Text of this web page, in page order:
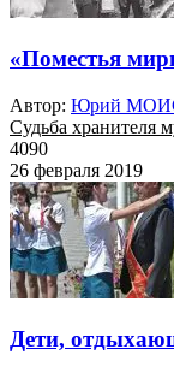
«Поместья
Автор: Юрий
Судьба хранителя
4090
26 февраля 2019
Дети,